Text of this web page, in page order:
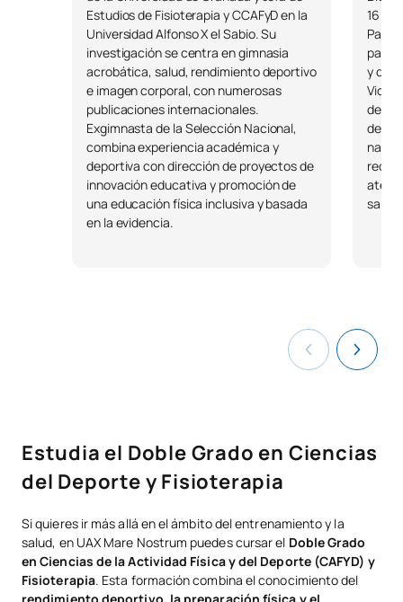
Como complemento a la formación académica, algunas
asignaturas integran cursos de Coursera centrados en
habilidades profesionales demandadas por las empresas,
como Storytelling o Liderazgo y ética.
Plazas de nuevo ingreso ofertadas: 125
Plan-estudios-cafyd-malaga
No hay datos disponibles.
Estudios de Fisioterapia y CCAFyD en la
Universidad Alfonso X el Sabio. Su
investigación se centra en gimnasia
acrobática, salud, rendimiento deportivo
e imagen corporal, con numerosas
publicaciones internacionales.
Exgimnasta de la Selección Nacional,
combina experiencia académica y
deportiva con dirección de proyectos de
innovación educativa y promoción de
una educación física inclusiva y basada
en la evidencia.
16
parte
y del
de
de
Estudia el Doble Grado en Ciencias
del Deporte y Fisioterapia
Si quieres ir más allá en el ámbito del entrenamiento y la
salud, en UAX Mare Nostrum puedes cursar el Doble Grado
en Ciencias de la Actividad Física y del Deporte (CAFYD) y
Fisioterapia. Esta formación combina el conocimiento del